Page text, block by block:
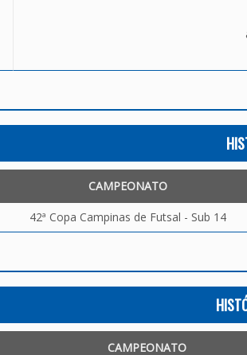
CAMPEONATO
42ª Copa Campinas de Futsal - Sub 14
CAMPEONATO